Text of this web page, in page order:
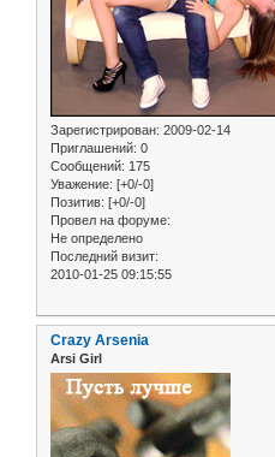
Зарегистрирован: 2009-02-14
Приглашений: 0
Сообщений: 175
Уважение: [+0/-0]
Позитив: [+0/-0]
Провел на форуме:
Не определено
Последний визит:
2010-01-25 09:15:55
Crazy Arsenia
Arsi Girl